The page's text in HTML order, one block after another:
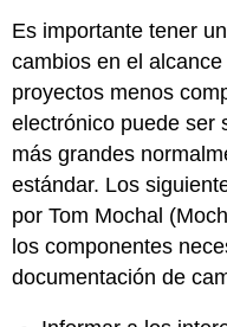
Es importante tener
cambios en el
proyectos menos
electrónico puede ser
más grandes
estándar. Los
por Tom Mochal
los componentes
documentación de